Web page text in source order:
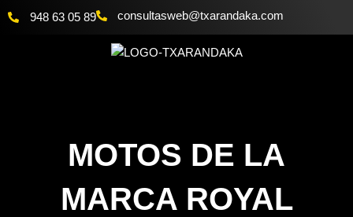
948 63 05 89 moc.akadnaraxt
@bewsatlusnoc
MOTOS DE LA
MARCA ROYAL